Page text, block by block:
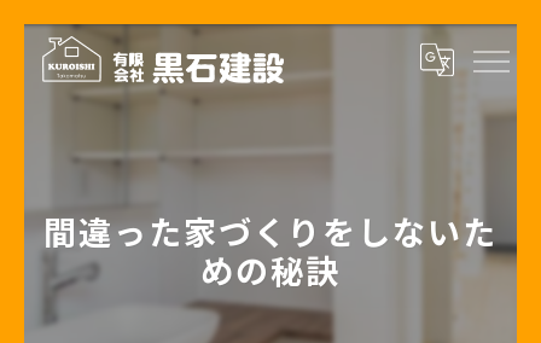
間違った家づくりをしないた
めの秘訣